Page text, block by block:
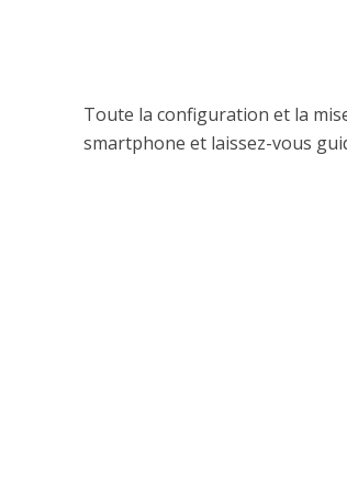
Toute la configuration et la
smartphone et laissez-vous